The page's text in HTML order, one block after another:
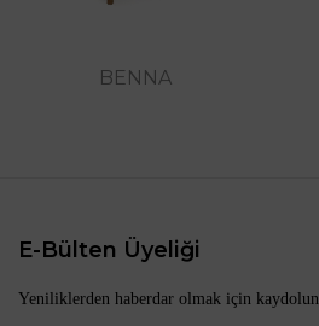
BENNA
E-Bülten Üyeliği
Yeniliklerden haberdar olmak için kaydolun.